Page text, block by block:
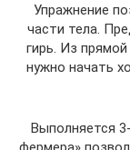
Упражнение
части тела.
гирь. Из
нужно начать
Выполняется